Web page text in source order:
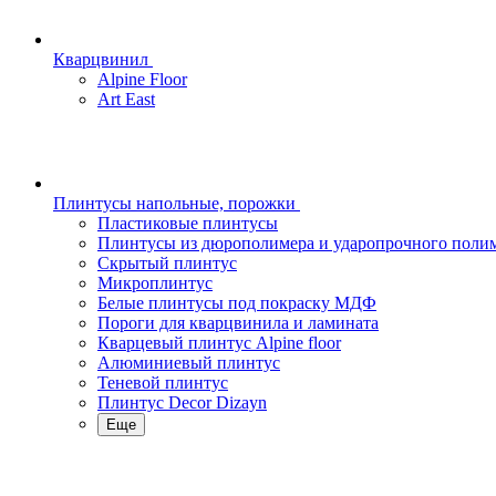
Кварцвинил
Alpine Floor
Art East
Плинтусы напольные, порожки
Пластиковые плинтусы
Плинтусы из дюрополимера и ударопрочного
Скрытый плинтус
Микроплинтус
Белые плинтусы под покраску МДФ
Пороги для кварцвинила и ламината
Кварцевый плинтус Alpine floor
Алюминиевый плинтус
Теневой плинтус
Плинтус Decor Dizayn
Еще